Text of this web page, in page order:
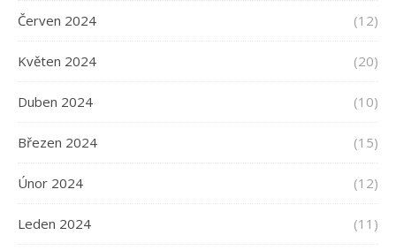
Červen 2024 (12)
Květen 2024 (20)
Duben 2024 (10)
Březen 2024 (15)
Únor 2024 (12)
Leden 2024 (11)